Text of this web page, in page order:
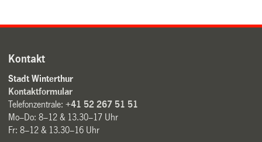
Kontakt
Stadt Winterthur
Kontaktformular
Telefonzentrale:+41 52 267 51 51
Mo–Do: 8–12 & 13.30–17 Uhr
Fr: 8–12 & 13.30–16 Uhr